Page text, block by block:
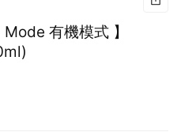
有機模式 】